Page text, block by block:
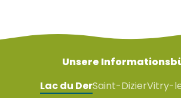
Unsere
Lac du DerSaint-DizierVitry-